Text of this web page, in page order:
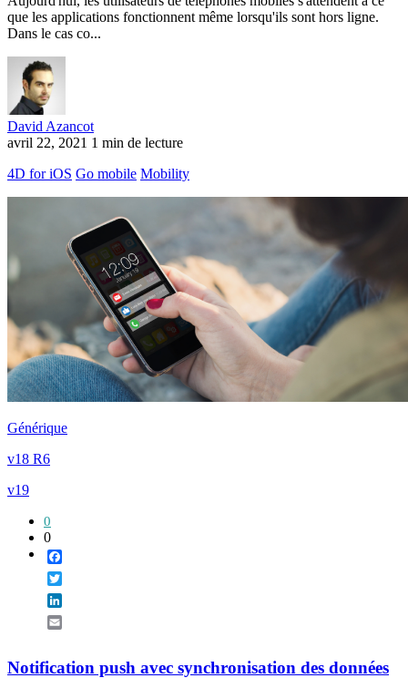
que les applications fonctionnent même lorsqu'ils sont hors ligne.
Dans le cas co...
David Azancot
avril 22, 2021 1 min de lecture
4D for iOS Go mobile Mobility
Générique
v18 R6
v19
0
0
Notification push avec synchronisation des données